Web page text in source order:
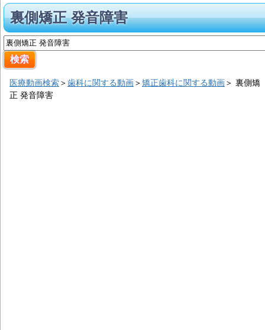
裏側矯正 発音障害
医療動画検索＞歯科に関する動画＞矯正歯科に関する動画＞ 裏側矯
正 発音障害